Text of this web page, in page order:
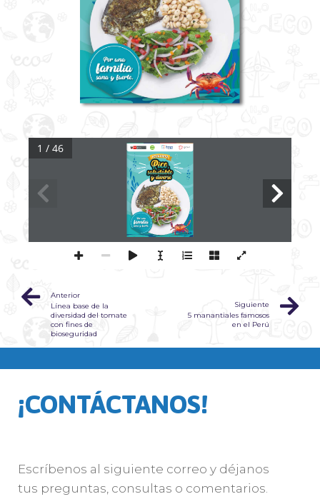
1 / 46
Anterior
Línea base de la
diversidad del tomate
con fines de
bioseguridad
Siguiente
5 manantiales famosos
en el Perú
¡CONTÁCTANOS!
Escríbenos al siguiente correo y déjanos
tus preguntas, consultas o comentarios.